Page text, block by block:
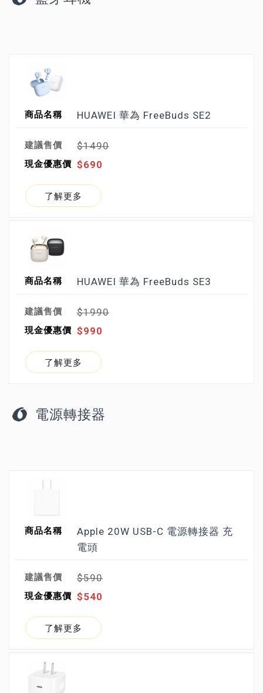
HUAWEI 華為 FreeBuds SE2
$1490
$690
了解更多
HUAWEI 華為 FreeBuds SE3
$1990
$990
了解更多
電源轉接器
Apple 20W USB-C 電源轉接器 充
電頭
$590
$540
了解更多